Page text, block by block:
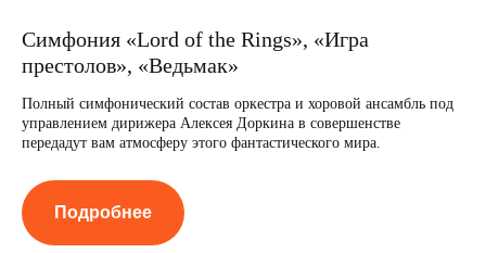
Симфония «Lord of the Rings», «Игра
престолов», «Ведьмак»
Полный симфонический состав оркестра и хоровой ансамбль под
управлением дирижера Алексея Доркина в совершенстве
передадут вам атмосферу этого фантастического мира.
Подробнее